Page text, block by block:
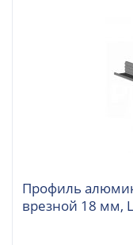
Профиль